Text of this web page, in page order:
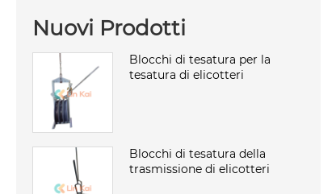
Nuovi Prodotti
Blocchi di tesatura per la
tesatura di elicotteri
Blocchi di tesatura della
trasmissione di elicotteri